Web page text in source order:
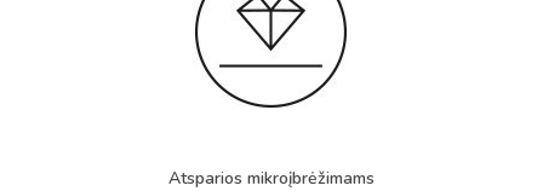
Atsparios mikroįbrėžimams